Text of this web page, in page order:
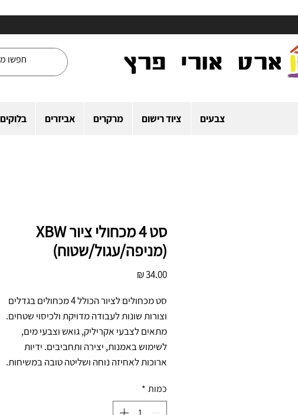
צבעים ציוד רישום מרקרים אביזרים בלוקים
סט 4 מכחולי ציור XBW
(מניפה/עגול/שטוח)
ארוכות לאחיזה נוחה ושליטה טובה במשיחות.
כמות *